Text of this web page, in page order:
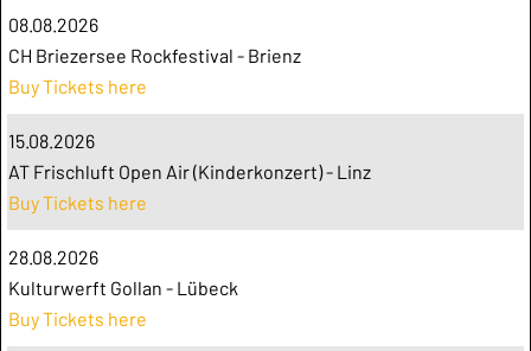
08.08.2026
CH Briezersee Rockfestival - Brienz
Buy Tickets here
15.08.2026
AT Frischluft Open Air (Kinderkonzert) - Linz
Buy Tickets here
28.08.2026
Kulturwerft Gollan - Lübeck
Buy Tickets here